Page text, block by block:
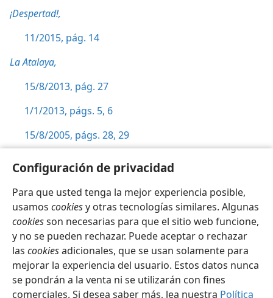
Configuración de privacidad
Para que usted tenga la mejor experiencia posible,
usamos cookiesy otras tecnologías similares. Algunas
cookiesson necesarias para que el sitio web funcione,
y no se pueden rechazar. Puede aceptar o rechazar
las cookiesadicionales, que se usan solamente para
mejorar la experiencia del usuario. Estos datos nunca
se pondrán a la venta ni se utilizarán con fines
comerciales. Si desea saber más, lea nuestra Política
¡Despertad!,
11/2015, pág. 14
La Atalaya,
15/8/2013, pág. 27
1/1/2013, págs. 5, 6
15/8/2005, págs. 28, 29
Español Configuración
Copyright© 2026 Watch Tower Bible and Tract Society of Pennsylvania
Condiciones de uso
Política de privacidad
Configuración de privacidad
Iniciar sesión